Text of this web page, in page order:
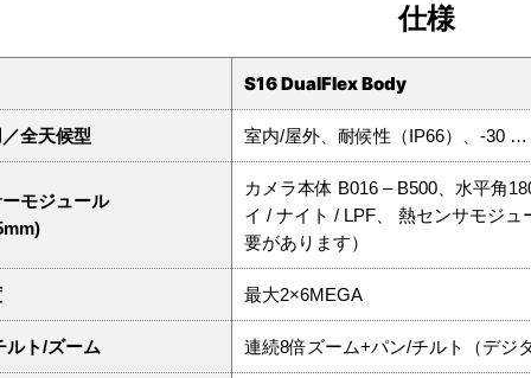
仕様
S16 DualFlex Body
全天候型 室内/屋外、耐候性（IP66）、-30 …
モジュール
カメラ本体 B016 – B500、水平角
イ / ナイト / LPF、 熱センサモジ
要があります）
最大2×6MEGA
ルト/ズーム 連続8倍ズーム+パン/チルト（デジ